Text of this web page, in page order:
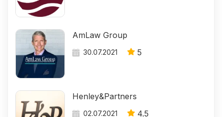
AmLaw Group
30.07.2021 5
Henley&Partners
02.07.2021 4.5